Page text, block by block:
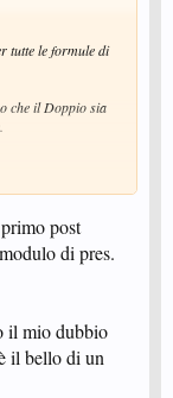
tutte le formule di
che il Doppio sia
post
di pres.
il mio dubbio
il bello di un